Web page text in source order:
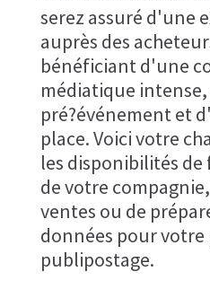
serez assuré d'une
auprès des
bénéficiant d'une
médiatique
pré?événement et
place. Voici votre
les disponibilités de
de votre
ventes ou de
données pour votre
publipostage.